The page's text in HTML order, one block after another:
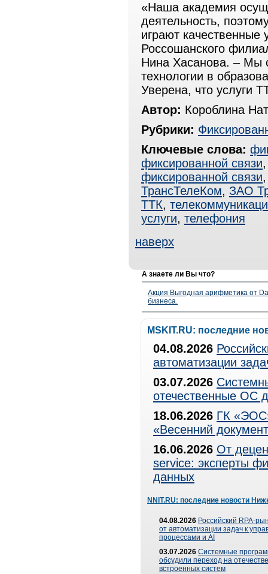
«Наша академия
деятельность,
играют качественные
Россошанского
Нина Хасанова. – Мы
технологии в
Уверена, что услуги
Автор: Короблина
Рубрики:
Ключевые слова:
фиксированной связи
фиксированной связи
ТрансТелеКом, ЗАО
ТТК,
услуги, телефония
наверх
А знаете ли Вы что?
Акция Выгодная арифметика от
бизнеса.
MSKIT.RU: последние
04.08.2026
автоматизации
03.07.2026
отечественные ОС
18.06.2026 ГК
«Весенний
16.06.2026 От
service: эксперты
данных
NNIT.RU: последние новости
04.08.2026 Российский RPA-
от автоматизации задач к
процессами и AI
03.07.2026 Системные
обсудили переход на
встроенных систем